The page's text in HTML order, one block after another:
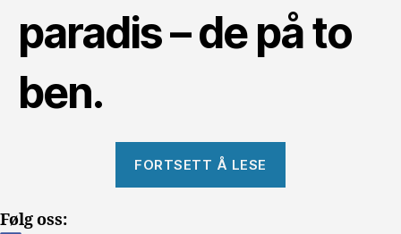
paradis – de på to
ben.
FORTSETT Å LESE
Følg oss: